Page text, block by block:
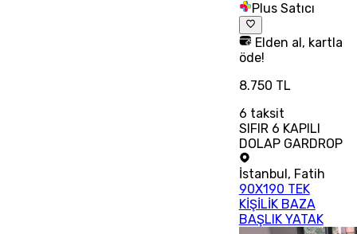
Plus Satıcı
Elden al, kartla
öde!
8.750 TL
6 taksit
SIFIR 6 KAPILI
DOLAP GARDROP
İstanbul, Fatih
90X190 TEK
KİŞİLİK BAZA
BAŞLIK YATAK